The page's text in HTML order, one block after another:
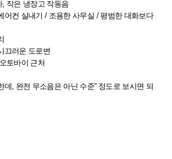
작은 냉장고 작동음
컨 실내기 / 조용한 사무실 / 평범한 대화보다
끄러운 도로변
토바이 근처
데, 완전 무소음은 아닌 수준” 정도로 보시면 되